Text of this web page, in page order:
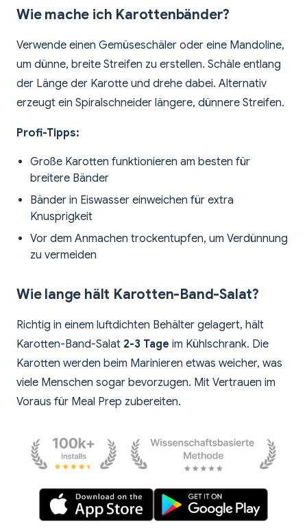
Wie mache ich Karottenbänder?
Verwende einen Gemüseschäler oder eine Mandoline,
um dünne, breite Streifen zu erstellen. Schäle entlang
der Länge der Karotte und drehe dabei. Alternativ
erzeugt ein Spiralschneider längere, dünnere Streifen.
Profi-Tipps:
Große Karotten funktionieren am besten für
breitere Bänder
Bänder in Eiswasser einweichen für extra
Knusprigkeit
Vor dem Anmachen trockentupfen, um Verdünnung
zu vermeiden
Wie lange hält Karotten-Band-Salat?
Richtig in einem luftdichten Behälter gelagert, hält
Karotten-Band-Salat 2-3 Tage im Kühlschrank. Die
Karotten werden beim Marinieren etwas weicher, was
viele Menschen sogar bevorzugen. Mit Vertrauen im
Voraus für Meal Prep zubereiten.